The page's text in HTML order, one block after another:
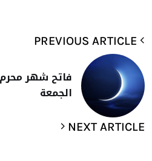
الجمعة
NEXT ARTICLE